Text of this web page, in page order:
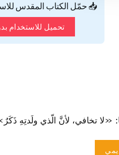
📥 حمّل الكتاب المقدس
تحميل للاستخدام
لأنَّ الّذي ولَدتِهِ ذَكَرٌ»، فما